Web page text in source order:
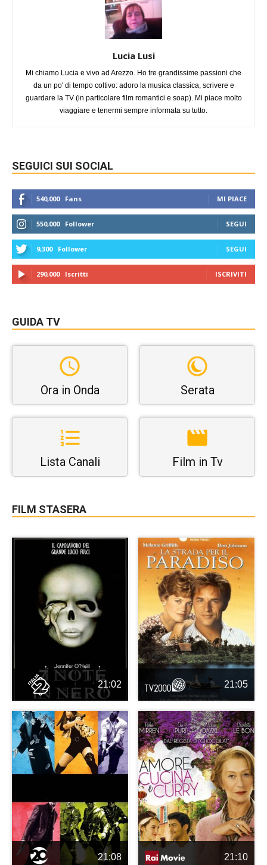
Lucia Lusi
Mi chiamo Lucia e vivo ad Arezzo. Ho tre grandissime passioni che
da un po' di tempo coltivo: adoro la musica classica, scrivere e
guardare la TV (in particolare film romantici e soap). Mi piace molto
viaggiare e tenermi sempre informata su tutto.
SEGUICI SUI SOCIAL
540,000 Fans MI PIACE
550,000 Follower SEGUI
9,300 Follower SEGUI
290,000 Iscritti ISCRIVITI
GUIDA TV
Ora in Onda Serata
Lista Canali Film in Tv
FILM STASERA
21:02 21:05
21:08 21:10